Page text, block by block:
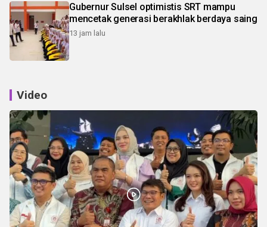
Gubernur Sulsel optimistis SRT mampu
mencetak generasi berakhlak berdaya saing
13 jam lalu
Video